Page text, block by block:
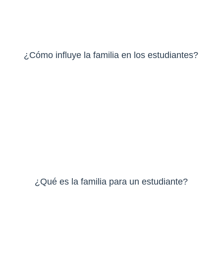
¿Cómo influye la familia en los estudiantes?
¿Qué es la familia para un estudiante?